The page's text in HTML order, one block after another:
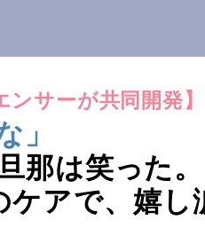
ンサーが共同開発】
」
那は笑った。
ケアで、嬉し